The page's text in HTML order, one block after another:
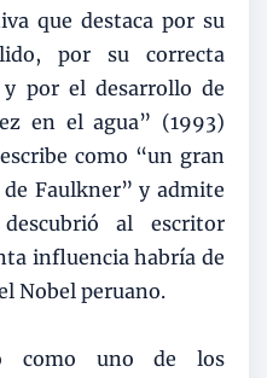
que destaca por su
por su correcta
y por el desarrollo de
en el agua” (1993)
como “un gran
Faulkner” y admite
al escritor
influencia habría de
Nobel peruano.
como uno de los